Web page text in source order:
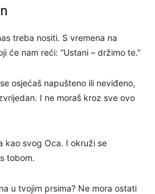
treba nositi. S vremena na
će nam reći: “Ustani – držimo te.”
osjećaš napušteno ili neviđeno,
I ne moraš kroz sve ovo
kao svog Oca. I okruži se
tobom.
u tvojim prsima? Ne mora ostati